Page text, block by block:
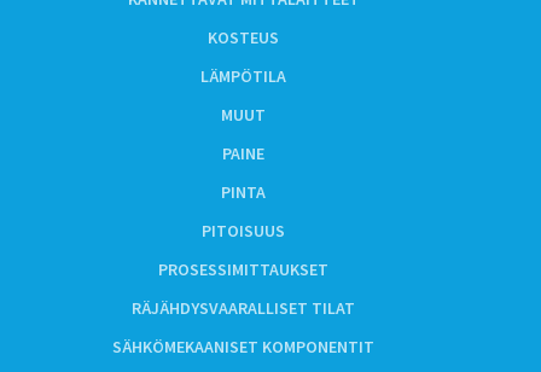
KOSTEUS
LÄMPÖTILA
MUUT
PAINE
PINTA
PITOISUUS
PROSESSIMITTAUKSET
RÄJÄHDYSVAARALLISET TILAT
SÄHKÖMEKAANISET KOMPONENTIT